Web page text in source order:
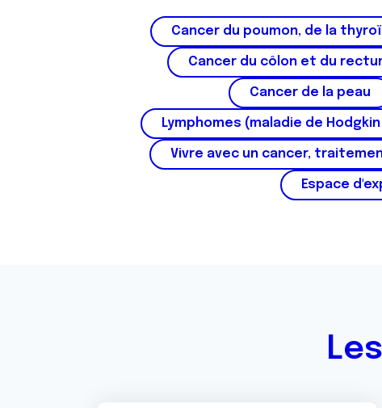
e
n
e
n
t
Cancer du poumon, de la
Cancer du côlon et du
Cancer de la peau
Lymphomes (maladie de
Vivre avec un cancer,
Espace